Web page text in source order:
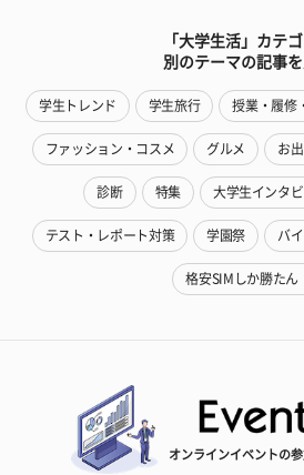
「大学生活」カテ
別のテーマの記事
学生トレンド 学生旅行 授業・履修
ファッション・コスメ グルメ お
診断 特集 大学生インタ
テスト・レポート対策 学園祭 バ
格安SIMしか勝たん
オンラインイベントの